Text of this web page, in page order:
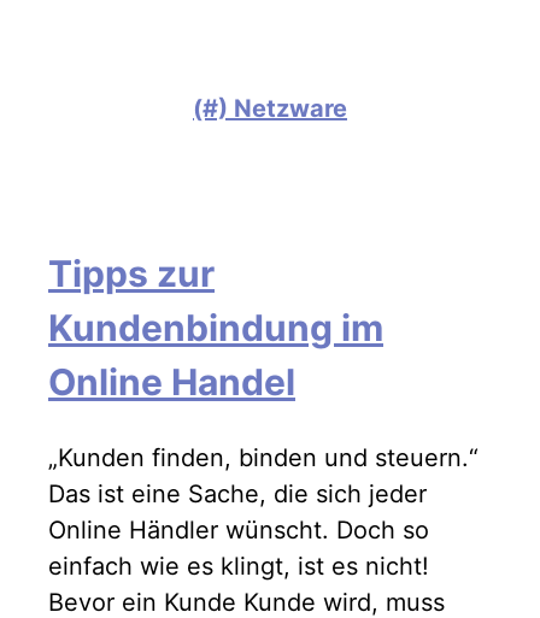
(#) Netzware
Tipps zur
Kundenbindung im
Online Handel
„Kunden finden, binden und steuern.“
Das ist eine Sache, die sich jeder
Online Händler wünscht. Doch so
einfach wie es klingt, ist es nicht!
Bevor ein Kunde Kunde wird, muss